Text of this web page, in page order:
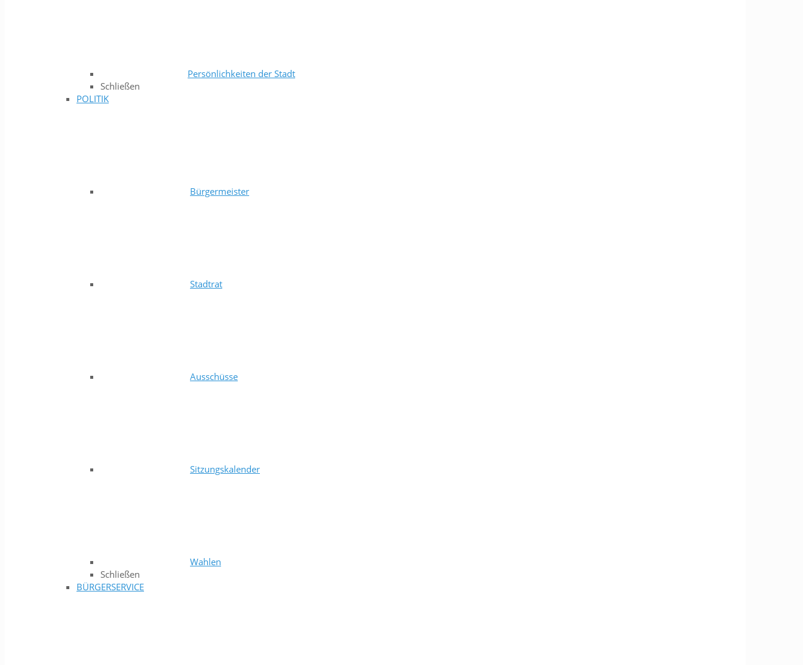
Persönlichkeiten der Stadt
Schließen
POLITIK
Bürgermeister
Stadtrat
Ausschüsse
Sitzungskalender
Wahlen
Schließen
BÜRGERSERVICE